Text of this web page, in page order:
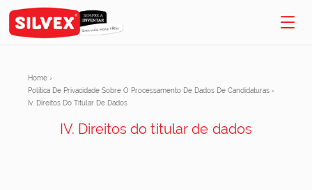
Home ›
Política De Privacidade Sobre O Processamento De Dados De Candidaturas ›
Iv. Direitos Do Titular De Dados
IV. Direitos do titular de dados